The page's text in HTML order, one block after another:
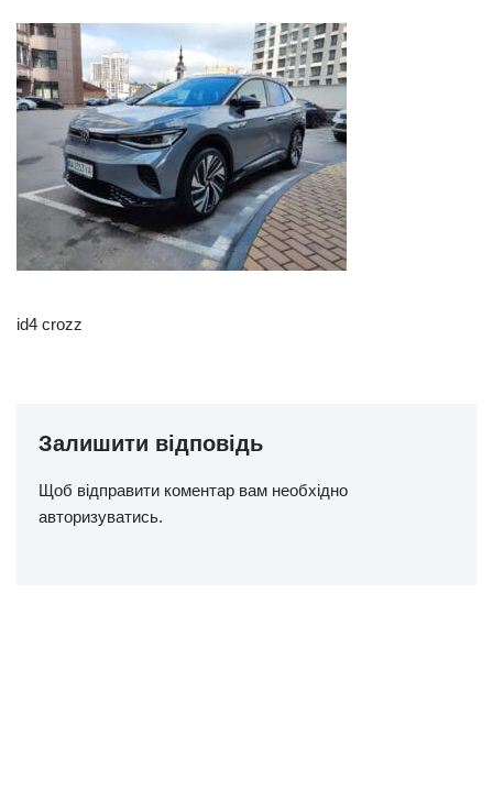
id4 crozz
Залишити відповідь
Щоб відправити коментар вам необхідно
авторизуватись.